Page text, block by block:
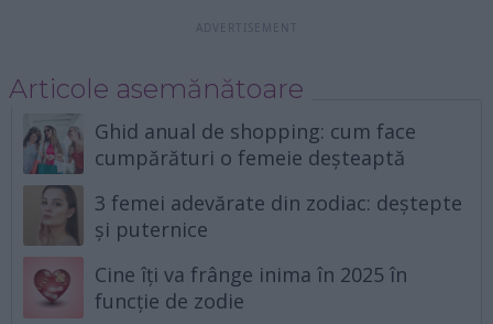
Articole asemănătoare
Ghid anual de shopping: cum face
cumpărături o femeie deșteaptă
3 femei adevărate din zodiac: deștepte
și puternice
Cine îți va frânge inima în 2025 în
funcție de zodie